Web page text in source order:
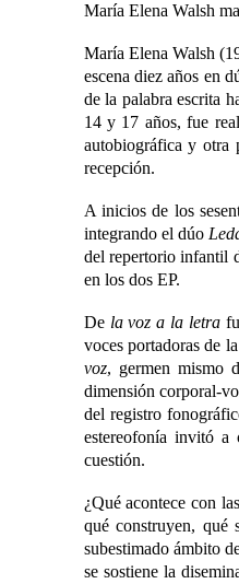
María Elena Walsh
María Elena Walsh
escena diez años en
de la palabra escrita
14 y 17 años, fue
autobiográfica y otra
recepción.
A inicios de los
integrando el dúo
del repertorio infantil
en los dos EP.
De la voz a la letra
voces portadoras de
voz, germen mismo
dimensión corporal-
del registro
estereofonía invitó a
cuestión.
¿Qué acontece con
qué construyen, qué
subestimado ámbito
se sostiene la